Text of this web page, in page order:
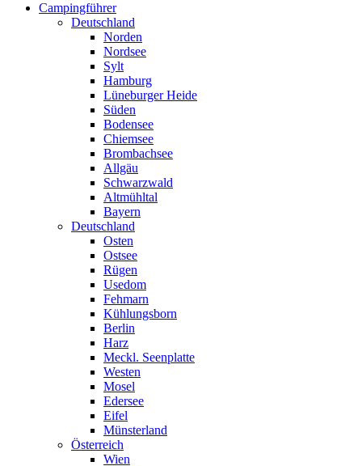
Campingführer
Deutschland
Norden
Nordsee
Sylt
Hamburg
Lüneburger Heide
Süden
Bodensee
Chiemsee
Brombachsee
Allgäu
Schwarzwald
Altmühltal
Bayern
Deutschland
Osten
Ostsee
Rügen
Usedom
Fehmarn
Kühlungsborn
Berlin
Harz
Meckl. Seenplatte
Westen
Mosel
Edersee
Eifel
Münsterland
Österreich
Wien